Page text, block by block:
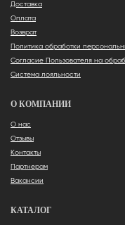
Доставка
Оплата
Возврат
Политика обработки
Согласие Пользователя на
Система лояльности
О КОМПАНИИ
О нас
Отзывы
Контакты
Партнерам
Вакансии
КАТАЛОГ